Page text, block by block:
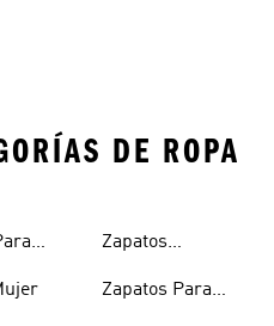
DE ROPA
Zapatos
Zapatos Para